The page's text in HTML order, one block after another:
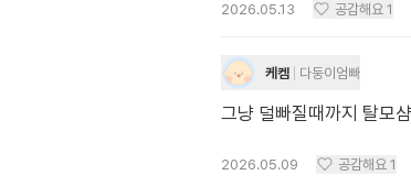
2026.05.13 공감해요 1
케켐 다둥이엄빠
그냥 덜빠질때까지 탈모
2026.05.09 공감해요 1